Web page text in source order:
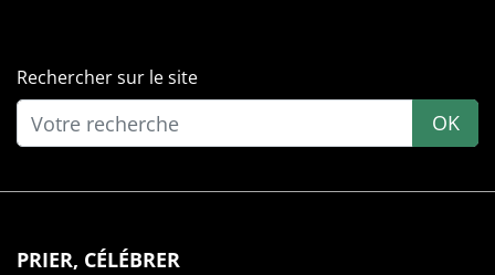
Rechercher sur le site
OK
PRIER, CÉLÉBRER